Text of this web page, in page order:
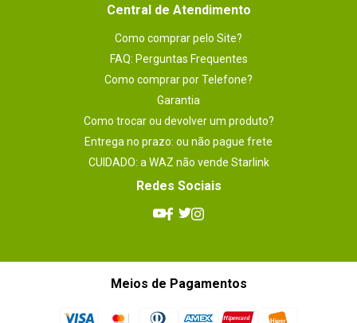
Central de Atendimento
Como comprar pelo Site?
FAQ: Perguntas Frequentes
Como comprar por Telefone?
Garantia
Como trocar ou devolver um produto?
Entrega no prazo: ou não pague frete
CUIDADO: a WAZ não vende Starlink
Redes Sociais
Meios de Pagamentos